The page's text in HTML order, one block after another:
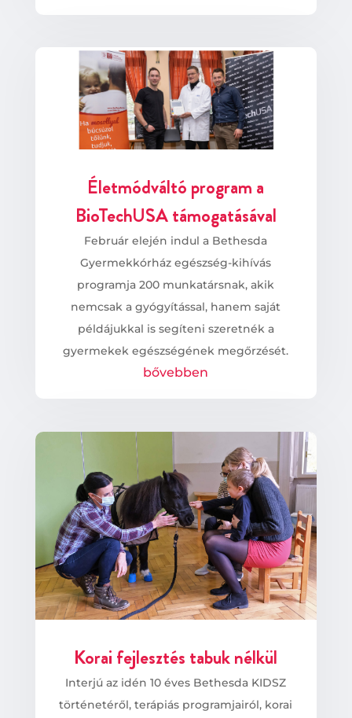
Életmódváltó program a
BioTechUSA támogatásával
Február elején indul a Bethesda
Gyermekkórház egészség-kihívás
programja 200 munkatársnak, akik
nemcsak a gyógyítással, hanem saját
példájukkal is segíteni szeretnék a
gyermekek egészségének megőrzését.
bővebben
Korai fejlesztés tabuk nélkül
Interjú az idén 10 éves Bethesda KIDSZ
történetéről, terápiás programjairól, korai